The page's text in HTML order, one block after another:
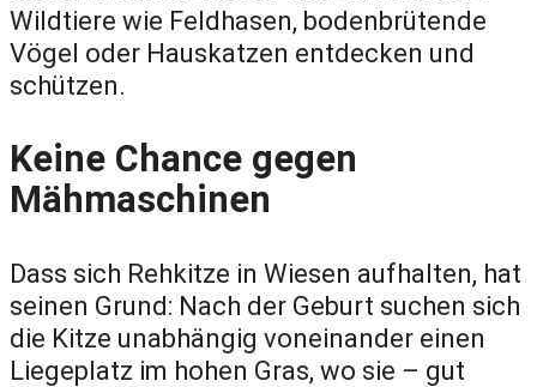
Wildtiere wie Feldhasen, bodenbrütende
Vögel oder Hauskatzen entdecken und
schützen.
Keine Chance gegen
Mähmaschinen
Dass sich Rehkitze in Wiesen aufhalten, hat
seinen Grund: Nach der Geburt suchen sich
die Kitze unabhängig voneinander einen
Liegeplatz im hohen Gras, wo sie – gut